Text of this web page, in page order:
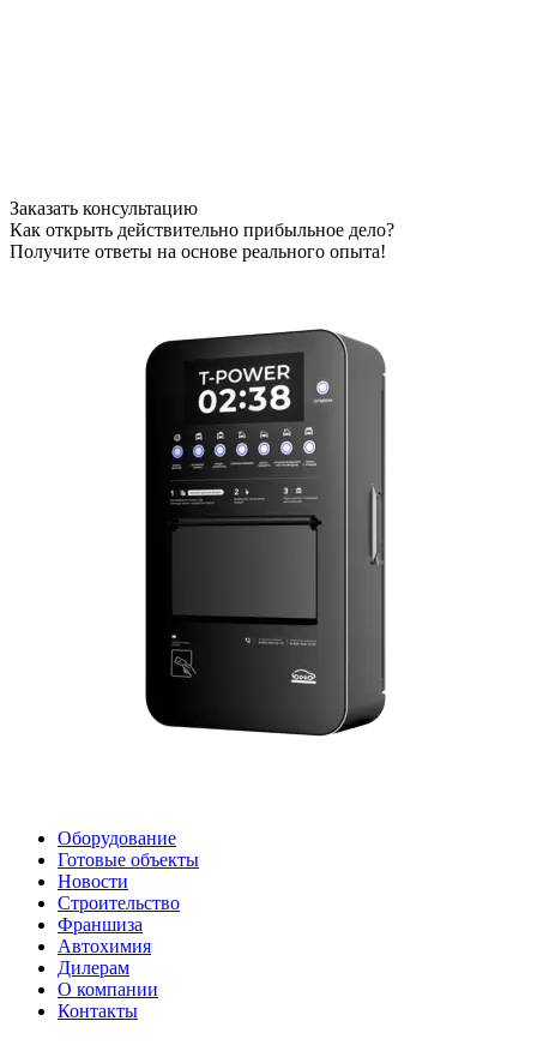
Заказать консультацию
Как открыть действительно прибыльное дело?
Получите ответы на основе реального опыта!
Оборудование
Готовые объекты
Новости
Строительство
Франшиза
Автохимия
Дилерам
О компании
Контакты